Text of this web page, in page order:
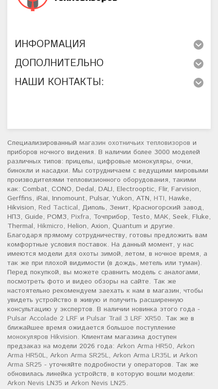
ИНФОРМАЦИЯ
ДОПОЛНИТЕЛЬНО
НАШИ КОНТАКТЫ:
Специализированный магазин охотничьих тепловизоров и
приборов ночного видения. В наличии более 3000 моделей
различных типов: прицелы, цифровые монокуляры, очки,
бинокли и насадки. Мы сотрудничаем с ведущими мировыми
производителями тепловизионного оборудования, такими
как: Combat, CONO, Dedal, DALI, Electrooptic, Flir, Farvision,
Gerffins, iRai, Innomount, Pulsar, Yukon, ATN, HTI, Hawke,
Hikvision, Red Tactical, Диполь, Зенит, Красногорский завод,
НПЗ, Guide, РОМЗ, Pixfra, Точприбор, Testo, MAK, Seek, Fluke,
Thermal, Hikmicro, Helion, Axion, Quantum и другие.
Благодаря прямому сотрудничеству, готовы предложить вам
комфортные условия поставок. На данный момент, у нас
имеются модели для охоты зимой, летом, в ночное время, а
так же при плохой видимости (в дождь, метель или туман).
Перед покупкой, вы можете сравнить модель с аналогами,
посмотреть фото и видео обзоры на сайте. Так же
настоятельно рекомендуем заехать к нам в магазин, чтобы
увидеть устройство в живую и получить расширенную
консультацию у экспертов. В наличии новинка этого года -
Pulsar Accolade 2 LRF и Pulsar Trail 3 LRF XR50. Так же в
ближайшее время ожидается большое поступление
монокуляров Hikvision. Клиентам магазина доступен
предзаказ на модели 2026 года: Arkon Arma HR50, Arkon
Arma HR50L, Arkon Arma SR25L, Arkon Arma LR35L и Arkon
Arma SR25 - уточняйте подробности у операторов. Так же
обновилась линейка устройств, в которую вошли модели:
Arkon Nevis LN35 и Arkon Nevis LN25.